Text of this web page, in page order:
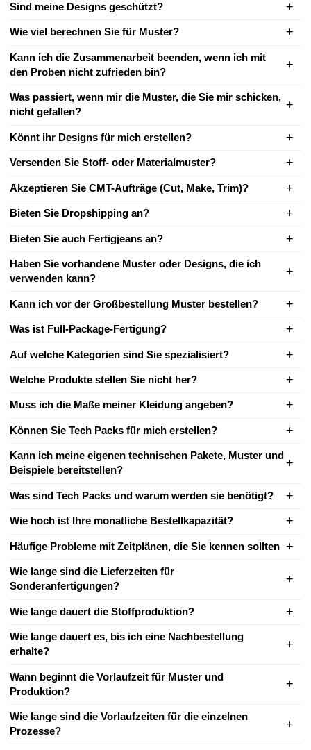
Sind meine Designs geschützt?
Wie viel berechnen Sie für Muster?
Kann ich die Zusammenarbeit beenden, wenn ich mit
den Proben nicht zufrieden bin?
Was passiert, wenn mir die Muster, die Sie mir schicken,
nicht gefallen?
Könnt ihr Designs für mich erstellen?
Versenden Sie Stoff- oder Materialmuster?
Akzeptieren Sie CMT-Aufträge (Cut, Make, Trim)?
Bieten Sie Dropshipping an?
Bieten Sie auch Fertigjeans an?
Haben Sie vorhandene Muster oder Designs, die ich
verwenden kann?
Kann ich vor der Großbestellung Muster bestellen?
Was ist Full-Package-Fertigung?
Auf welche Kategorien sind Sie spezialisiert?
Welche Produkte stellen Sie nicht her?
Muss ich die Maße meiner Kleidung angeben?
Können Sie Tech Packs für mich erstellen?
Kann ich meine eigenen technischen Pakete, Muster und
Beispiele bereitstellen?
Was sind Tech Packs und warum werden sie benötigt?
Wie hoch ist Ihre monatliche Bestellkapazität?
Häufige Probleme mit Zeitplänen, die Sie kennen sollten
Wie lange sind die Lieferzeiten für
Sonderanfertigungen?
Wie lange dauert die Stoffproduktion?
Wie lange dauert es, bis ich eine Nachbestellung
erhalte?
Wann beginnt die Vorlaufzeit für Muster und
Produktion?
Wie lange sind die Vorlaufzeiten für die einzelnen
Prozesse?